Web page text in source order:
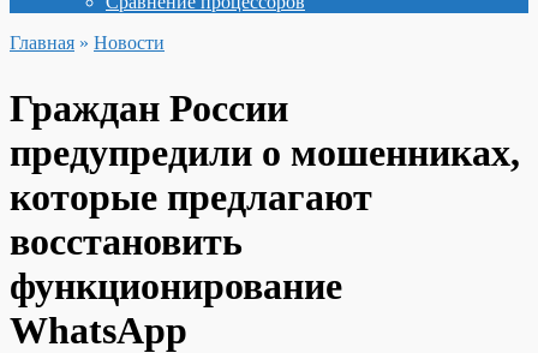
Главная » Новости
Граждан России
предупредили о мошенниках,
которые предлагают
восстановить
функционирование
WhatsApp